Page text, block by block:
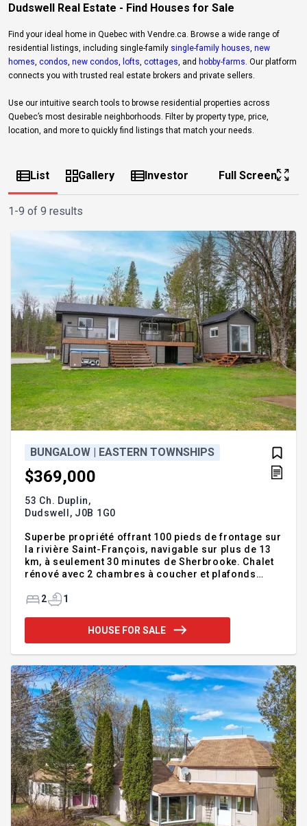
Dudswell Real Estate - Find Houses for Sale
Find your ideal home in Quebec with Vendre.ca. Browse a wide range of
residential listings, including single-family single-family houses new
homes condos new condos lofts cottages , and hobby-farms . Our platform
connects you with trusted real estate brokers and private sellers.
Use our intuitive search tools to browse residential properties across
Quebec’s most desirable neighborhoods. Filter by property type, price,
location, and more to quickly find listings that match your needs.
List Gallery Investor Full Screen
1-9 of 9 results
BUNGALOW | EASTERN TOWNSHIPS
$369,000
53 Ch. Duplin,
Dudswell, J0B 1G0
Superbe propriété offrant 100 pieds de frontage sur
la rivière Saint-François, navigable sur plus de 13
km, à seulement 30 minutes de Sherbrooke. Chalet
rénové avec 2 chambres à coucher et plafonds
galerie de 13 x 32 pi avec vue imprenable sur la
de soleil chaque matin et des sports nautiques
directement à votre porte. Un endroit idéal pour
plafond en lambris de bois, changer la
2 1
HOUSE FOR SALE